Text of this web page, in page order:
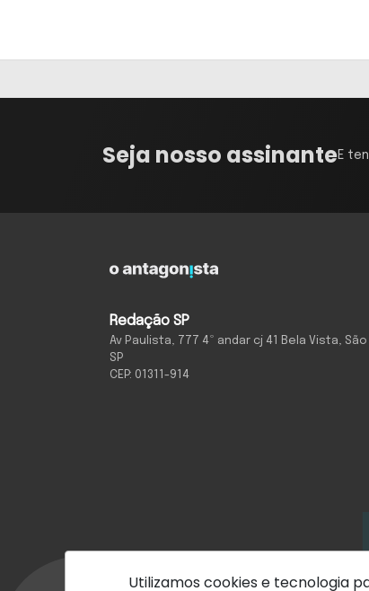
Utilizamos cookies e tecnologia
Seja nosso assinanteE
Redação SP
Av Paulista, 777 4º andar cj 41 Bela Vista,
SP
CEP: 01311-914
Com inteligência e